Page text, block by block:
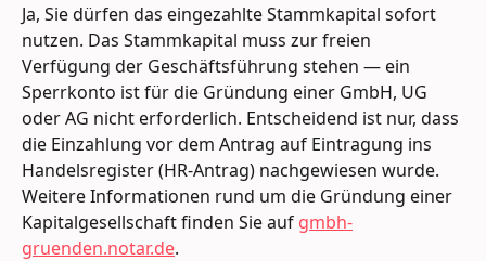
Ja, Sie dürfen das eingezahlte Stammkapital sofort
nutzen. Das Stammkapital muss zur freien
Verfügung der Geschäftsführung stehen — ein
Sperrkonto ist für die Gründung einer GmbH, UG
oder AG nicht erforderlich. Entscheidend ist nur, dass
die Einzahlung vor dem Antrag auf Eintragung ins
Handelsregister (HR-Antrag) nachgewiesen wurde.
Weitere Informationen rund um die Gründung einer
Kapitalgesellschaft finden Sie auf gmbh-
gruenden.notar.de.